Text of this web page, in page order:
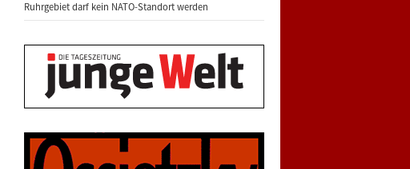
Ruhrgebiet darf kein NATO-Standort werden